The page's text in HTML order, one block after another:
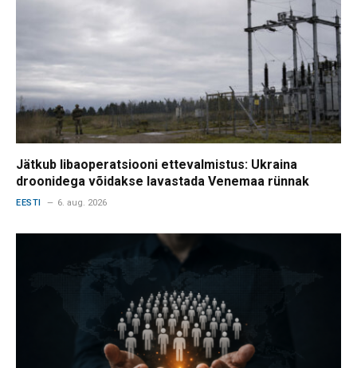
Jätkub libaoperatsiooni ettevalmistus: Ukraina
droonidega võidakse lavastada Venemaa rünnak
EESTI 6. aug. 2026